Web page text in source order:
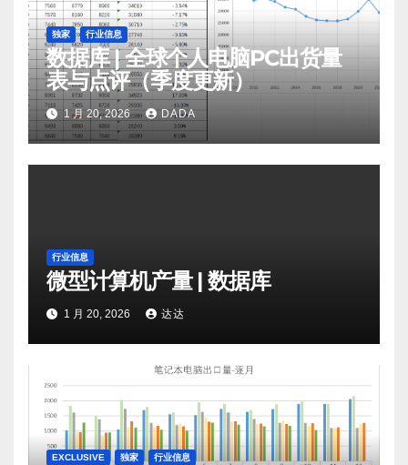
独家 行业信息
数据库 | 全球个人电脑PC出货量
表与点评（季度更新）
1 月 20, 2026 DADA
行业信息
微型计算机产量 | 数据库
1 月 20, 2026 达达
EXCLUSIVE 独家 行业信息